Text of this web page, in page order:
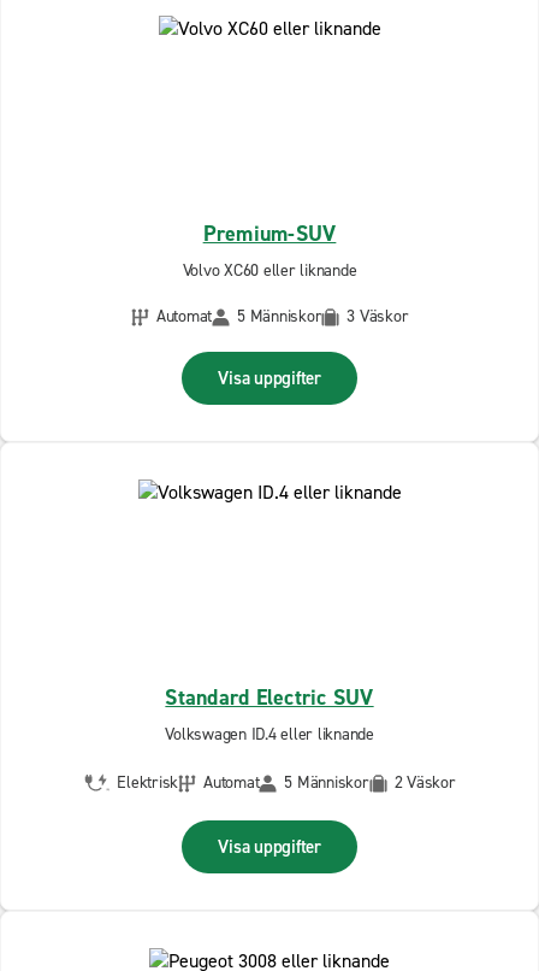
Premium-SUV
Volvo XC60 eller liknande
Automat
5 Människor 3 Väskor
Visa uppgifter
Standard Electric SUV
Volkswagen ID.4 eller liknande
Elektrisk Automat 5 Människor 2 Väskor
Visa uppgifter